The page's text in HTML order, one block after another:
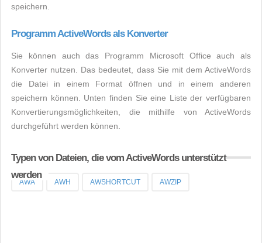
speichern.
Programm ActiveWords als Konverter
Sie können auch das Programm Microsoft Office auch als
Konverter nutzen. Das bedeutet, dass Sie mit dem ActiveWords
die Datei in einem Format öffnen und in einem anderen
speichern können. Unten finden Sie eine Liste der verfügbaren
Konvertierungsmöglichkeiten, die mithilfe von ActiveWords
durchgeführt werden können.
Typen von Dateien, die vom ActiveWords unterstützt
werden
AWA AWH AWSHORTCUT AWZIP